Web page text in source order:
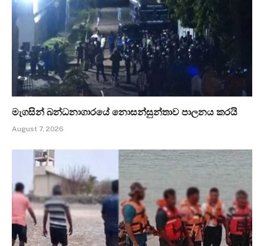
මැගසින් බන්ධනාගාරයේ නොසන්සුන්තාව පාලනය කරයි
August 7, 2026